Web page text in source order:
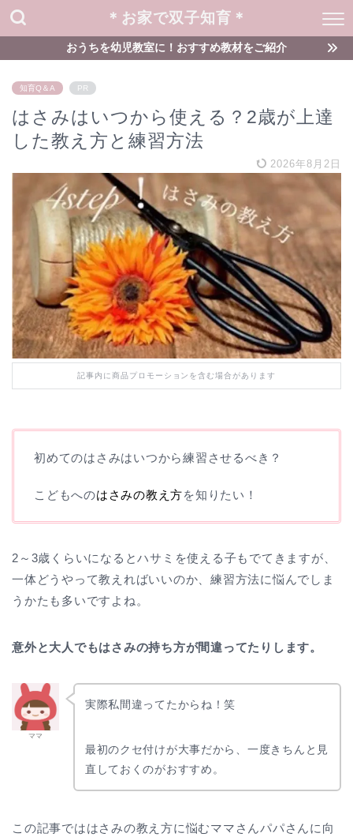
＊お家で双子知育＊
おうちを幼児教室に！おすすめ教材をご紹介
知育Q＆A PR
はさみはいつから使える？2歳が上達
した教え方と練習方法
2026年8月2日
記事内に商品プロモーションを含む場合があります
初めてのはさみはいつから練習させるべき？
こどもへのはさみの教え方を知りたい！
2～3歳くらいになるとハサミを使える子もでてきますが、
一体どうやって教えればいいのか、練習方法に悩んでしま
うかたも多いですよね。
意外と大人でもはさみの持ち方が間違ってたりします。
ママ
実際私間違ってたからね！笑
最初のクセ付けが大事だから、一度きちんと見
直しておくのがおすすめ。
この記事でははさみの教え方に悩むママさんパパさんに向